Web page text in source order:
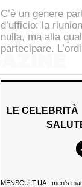
C’è un genere
d’ufficio: la
nulla, ma alla
partecipare.
LE CELEBRITÀ
MENSCULT.UA- men's